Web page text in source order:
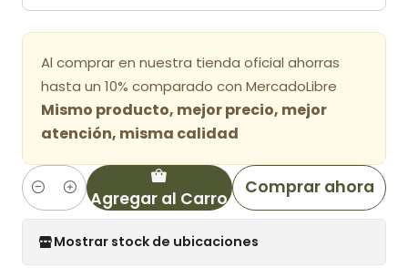
Al comprar en nuestra tienda oficial ahorras
hasta un 10% comparado con MercadoLibre
Mismo producto, mejor precio, mejor
atención, misma calidad
Cantidad Agregar al Carro
Comprar ahora
Mostrar stock de ubicaciones